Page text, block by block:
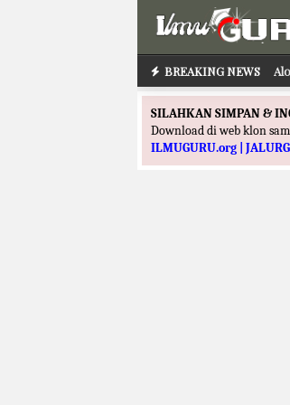
BREAKING NEWS
SILAHKAN SIMPAN &
Download di web klon
ILMUGURU.org |